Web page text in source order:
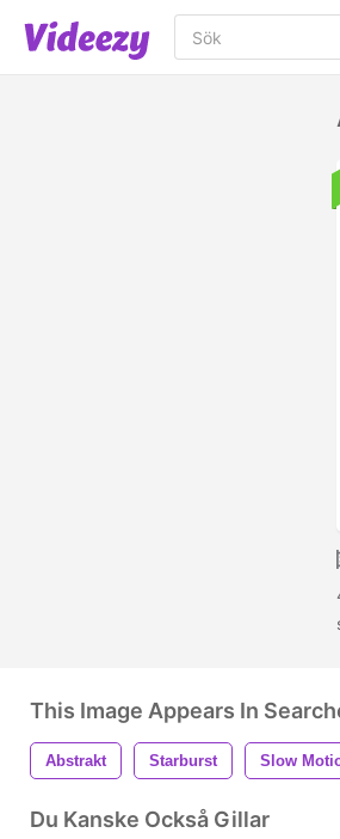
This Image Appears In
Abstrakt Starburst Slow
Du Kanske Också Gillar